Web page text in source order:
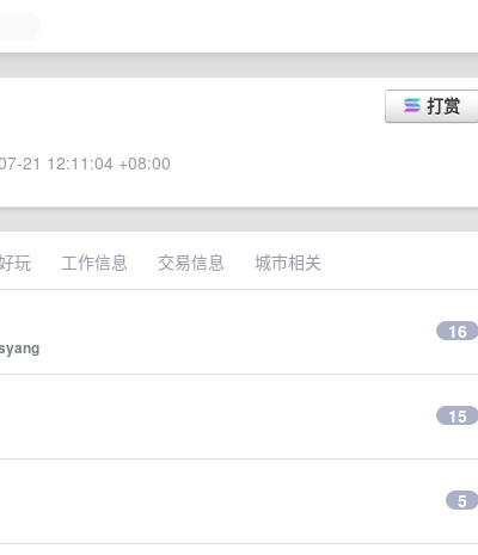
打赏
21 12:11:04 +08:00
玩 工作信息 交易信息 城市相关
16
15
5